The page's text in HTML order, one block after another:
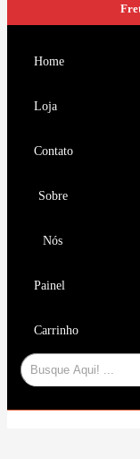
Home
Loja
Contato
Sobre
Nós
Painel
Carrinho